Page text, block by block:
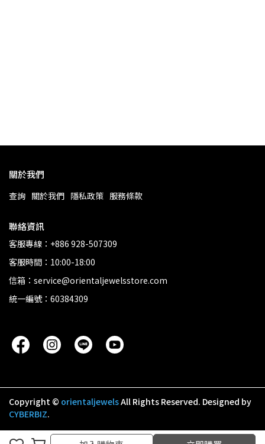
加入購物車
關於我們
查詢 關於我們 隱私政策 服務條款
聯絡資訊
客服專線：+886 928-507309
客服時間：10:00-18:00
信箱：service@orientaljewelsstore.com
統一編號：60384309
Copyright © orientaljewelsAll Rights Reserved. Designed by
CYBERBIZ.